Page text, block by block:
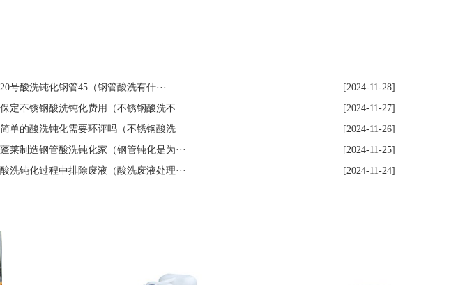
号酸洗钝化钢管45（钢管酸洗有什···
[2024-11-28]
定不锈钢酸洗钝化费用（不锈钢酸洗不···
[2024-11-27]
单的酸洗钝化需要环评吗（不锈钢酸洗···
[2024-11-26]
莱制造钢管酸洗钝化家（钢管钝化是为···
[2024-11-25]
洗钝化过程中排除废液（酸洗废液处理··· [2024-11-24]